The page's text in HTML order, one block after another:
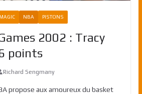
MAGIC NBA PISTONS
2002 : Tracy
points
Richard Sengmany
propose aux amoureux du basket